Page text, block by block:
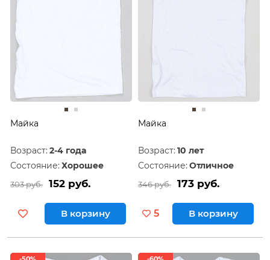
Майка
Возраст: 2-4 года
Состояние: Хорошее
303 руб. 152 руб.
В корзину
Майка
Возраст: 10 лет
Состояние: Отличное
346 руб. 173 руб.
5 В корзину